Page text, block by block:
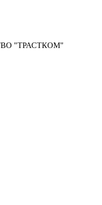
"ТРАСТКОМ"